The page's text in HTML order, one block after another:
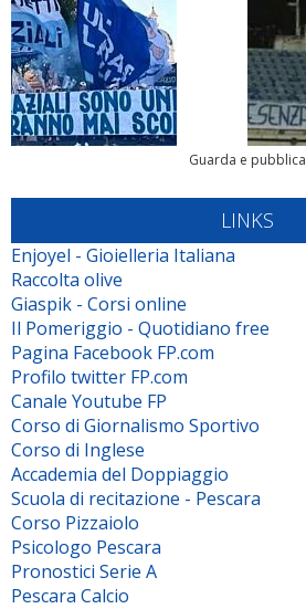
Guarda e pubblica
LINKS
Enjoyel - Gioielleria Italiana
Raccolta olive
Giaspik - Corsi online
Il Pomeriggio - Quotidiano free
Pagina Facebook FP.com
Profilo twitter FP.com
Canale Youtube FP
Corso di Giornalismo Sportivo
Corso di Inglese
Accademia del Doppiaggio
Scuola di recitazione - Pescara
Corso Pizzaiolo
Psicologo Pescara
Pronostici Serie A
Pescara Calcio